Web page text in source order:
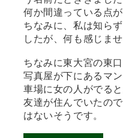
何か間違っている点
ちなみに、私は知ら
したが、何も感じませ
ちなみに東大宮の東
写真屋が下にあるマ
車場に女の人がでる
友達が住んでいたの
はないそうです。